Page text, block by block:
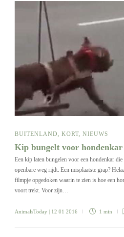
BUITENLAND, KORT, NIEUWS
Kip bungelt voor hondenkar
Een kip laten bungelen voor een hondenkar
openbare weg rijdt. Een misplaatste grap?
filmpje opgedoken waarin te zien is hoe een
voort trekt. Voor zijn…
AnimalsToday | 12 01 2016 1 min